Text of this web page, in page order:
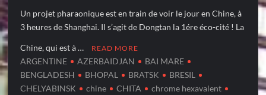
Un projet pharaonique est en train de voir le jour en Chine, à
3 heures de Shanghai. Il s’agit de Dongtan la 1ére éco-cité ! La
Chine, qui est à … READ MORE
ARGENTINE AZERBAIDJAN
BAI MARE
BENGLADESH
BHOPAL BRATSK
BRESIL
CHELYABINSK
chine CHITA
chrome hexavalent